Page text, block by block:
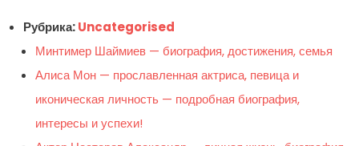
Рубрика:Uncategorised
Минтимер Шаймиев — биография, достижения, семья
Алиса Мон — прославленная актриса, певица и
иконическая личность — подробная биография,
интересы и успехи!